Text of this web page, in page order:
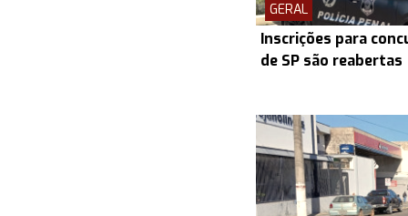
GERAL
Inscrições para
de SP são reabertas